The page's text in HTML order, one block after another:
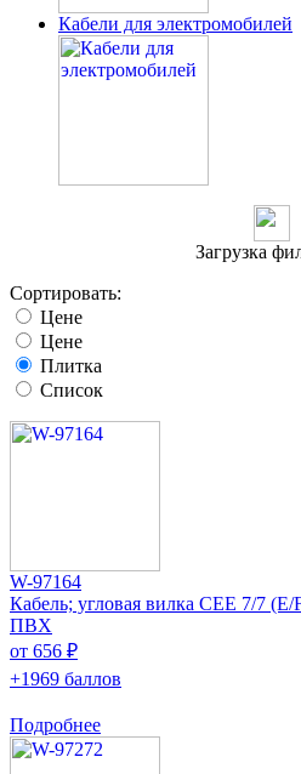
Кабели для электромобилей
Загрузка
Сортировать:
Цене
Цене
Плитка
Список
W-97164
Кабель; угловая вилка CEE 7/7
ПВХ
от 656 ₽
+1969 баллов
Подробнее